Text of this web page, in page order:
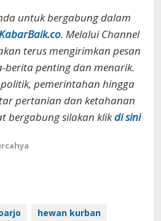
untuk bergabung dalam
. Melalui Channel
terus mengirimkan pesan
berita penting dan menarik.
pemerintahan hingga
pertanian dan ketahanan
bergabung silakan klikdi sini
hewan kurban